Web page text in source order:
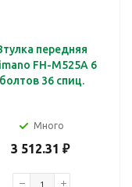
передняя
FH-M525A 6
болтов 36 спиц.
Много
3 512.31 ₽